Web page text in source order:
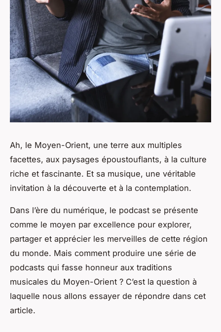
Ah, le Moyen-Orient, une terre aux multiples
facettes, aux paysages époustouflants, à la culture
riche et fascinante. Et sa musique, une véritable
invitation à la découverte et à la contemplation.
Dans l’ère du numérique, le podcast se présente
comme le moyen par excellence pour explorer,
partager et apprécier les merveilles de cette région
du monde. Mais comment produire une série de
podcasts qui fasse honneur aux traditions
musicales du Moyen-Orient ? C’est la question à
laquelle nous allons essayer de répondre dans cet
article.